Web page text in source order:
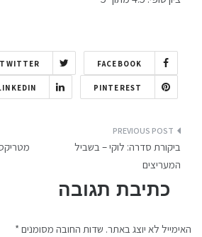
FACEBOOK
TWITTER
PINTEREST
ביקורת סדרה: לוקי – בשביל
המעריצים
כתיבת תגובה
האימייל לא יוצג באתר. שדות החובה מסומנים *